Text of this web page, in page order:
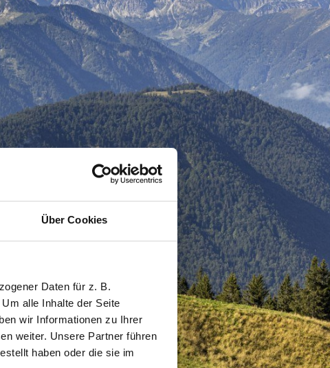
Über Cookies
Daten für z. B.
Um alle Inhalte der Seite
wir Informationen zu Ihrer
weiter. Unsere Partner führen
haben oder die sie im